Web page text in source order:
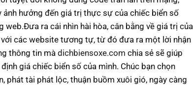
hưởng đến giá trị thực sự của chiếc biển số
ra cái nhìn hài hòa, cân bằng về giá trị của
các website tương tự, từ đó đưa ra một lời nhận
thông tin mà dichbiensoxe.com chia sẻ sẽ giúp
giá chiếc biển số của mình. Chúc bạn chọn
phát tài phát lộc, thuận buồm xuôi gió, ngày càng